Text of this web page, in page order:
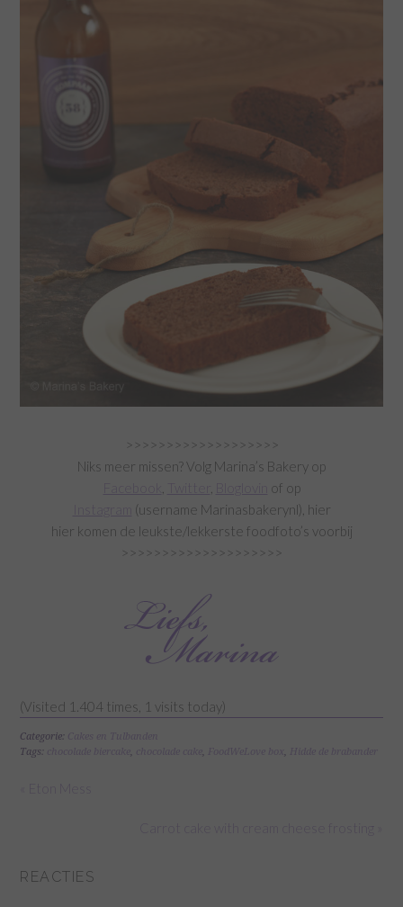
>>>>>>>>>>>>>>>>>>>
Niks meer missen? Volg Marina’s Bakery op
Bloglovin
of op
Instagram
(username Marinasbakerynl), hier
hier komen de leukste/lekkerste foodfoto’s voorbij
>>>>>>>>>>>>>>>>>>>>
(Visited 1.404 times, 1 visits today)
Categorie: Cakes en Tulbanden
Tags:
chocolade biercake, chocolade cake, FoodWeLove box, Hidde de brabander
Carrot cake with cream cheese frosting »
REACTIES